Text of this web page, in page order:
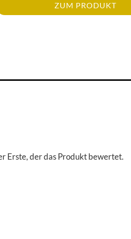
ZUM PRODUKT
Erste, der das Produkt bewertet.